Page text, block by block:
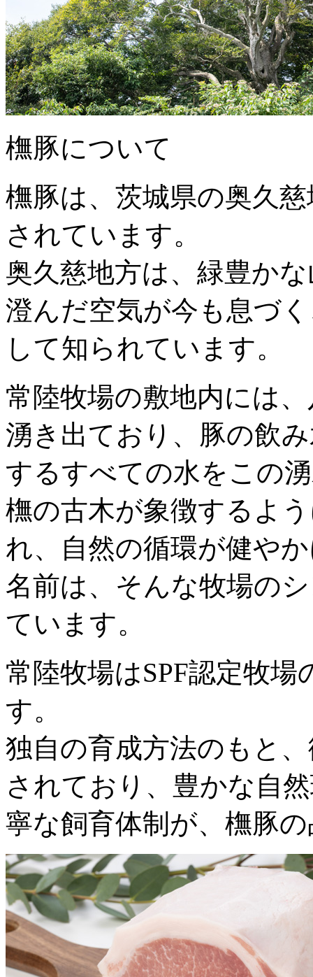
橅豚について
橅豚は、茨城県の奥久
されています。
奥久慈地方は、緑豊か
澄んだ空気が今も息づ
して知られています。
常陸牧場の敷地内には
湧き出ており、豚の飲
するすべての水をこの
橅の古木が象徴するよ
れ、自然の循環が健や
名前は、そんな牧場の
ています。
常陸牧場はSPF認定牧場
す。
独自の育成方法のもと
されており、豊かな自
寧な飼育体制が、橅豚